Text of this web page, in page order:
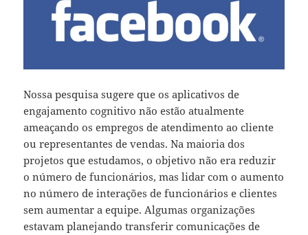
Nossa pesquisa sugere que os aplicativos de
engajamento cognitivo não estão atualmente
ameaçando os empregos de atendimento ao cliente
ou representantes de vendas. Na maioria dos
projetos que estudamos, o objetivo não era reduzir
o número de funcionários, mas lidar com o aumento
no número de interações de funcionários e clientes
sem aumentar a equipe. Algumas organizações
estavam planejando transferir comunicações de